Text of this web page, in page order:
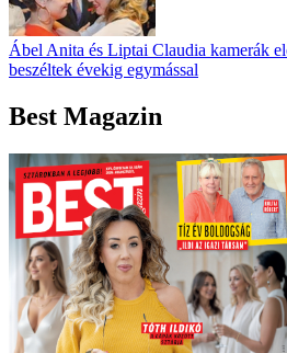
Ábel Anita és Liptai Claudia kamerák
beszéltek évekig egymással
Best Magazin